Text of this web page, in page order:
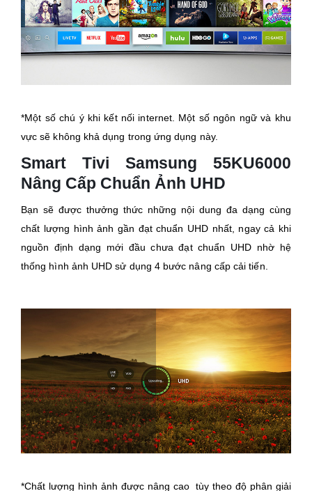
*Một số chú ý khi kết nối internet. Một số ngôn ngữ và khu
vực sẽ không khả dụng trong ứng dụng này.
Smart Tivi Samsung 55KU6000
Nâng Cấp Chuẩn Ảnh UHD
Bạn sẽ được thưởng thức những nội dung đa dạng cùng
chất lượng hình ảnh gần đạt chuẩn UHD nhất, ngay cả khi
nguồn định dạng mới đầu chưa đạt chuẩn UHD nhờ hệ
thống hình ảnh UHD sử dụng 4 bước nâng cấp cải tiến.
*Chất lượng hình ảnh được nâng cao tùy theo độ phân giải